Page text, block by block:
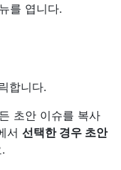
를 엽니다.
합니다.
초안 이슈를 복사
서 선택한 경우 초안